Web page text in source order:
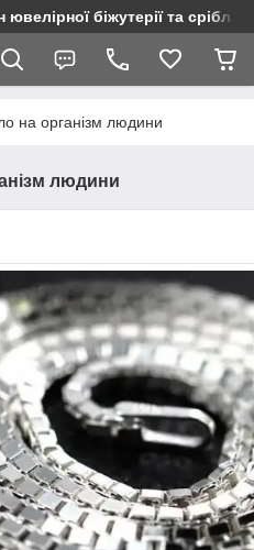
біжутерії та срібла
на організм людини
людини